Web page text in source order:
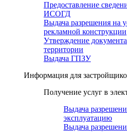
Предоставление
ИСОГД
Выдача разрешения на
рекламной конструкции
Утверждение
территории
Выдача ГПЗУ
Информация для
Получение услуг в
Выдача
эксплуатацию
Выдача